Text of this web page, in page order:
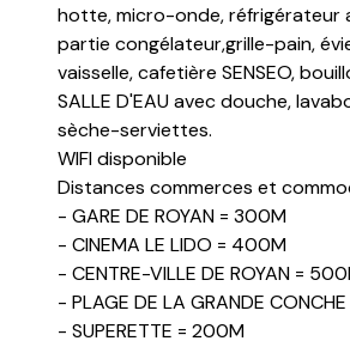
hotte, micro-onde, réfrigérateur
partie congélateur,grille-pain,
vaisselle, cafetière SENSEO,
SALLE D'EAU avec douche,
sèche-serviettes.
WIFI disponible
Distances commerces et
- GARE DE ROYAN = 300M
- CINEMA LE LIDO = 400M
- CENTRE-VILLE DE ROYAN =
- PLAGE DE LA GRANDE
- SUPERETTE = 200M